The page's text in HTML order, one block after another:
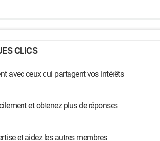
CLICS
avec ceux qui partagent vos intérêts
et obtenez plus de réponses
et aidez les autres membres